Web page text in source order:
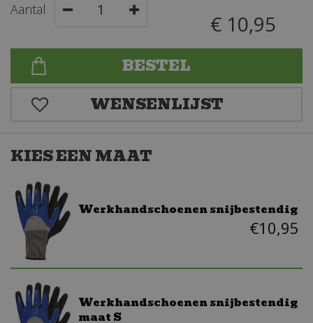
€ 10,95
Aantal
KIES EEN MAAT
Werkhandschoenen snijbestendig
€10,95
Werkhandschoenen snijbestendig
maat S